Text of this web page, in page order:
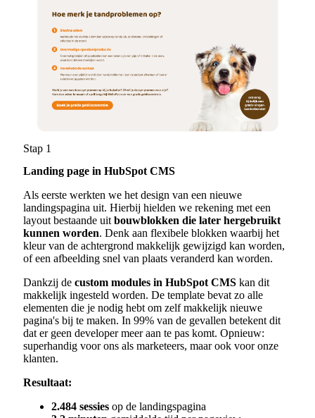
Stap 1
Landing page in HubSpot CMS
Als eerste werkten we het design van een nieuwe
landingspagina uit. Hierbij hielden we rekening met een
layout bestaande uit bouwblokken die later hergebruikt
kunnen worden. Denk aan flexibele blokken waarbij het
kleur van de achtergrond makkelijk gewijzigd kan worden,
of een afbeelding snel van plaats veranderd kan worden.
Dankzij de custom modules in HubSpot CMS kan dit
makkelijk ingesteld worden. De template bevat zo alle
elementen die je nodig hebt om zelf makkelijk nieuwe
pagina's bij te maken. In 99% van de gevallen betekent dit
dat er geen developer meer aan te pas komt. Opnieuw:
superhandig voor ons als marketeers, maar ook voor onze
klanten.
Resultaat:
2.484 sessies op de landingspagina